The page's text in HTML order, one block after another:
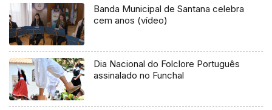
Banda Municipal de Santana celebra
cem anos (vídeo)
Dia Nacional do Folclore Português
assinalado no Funchal